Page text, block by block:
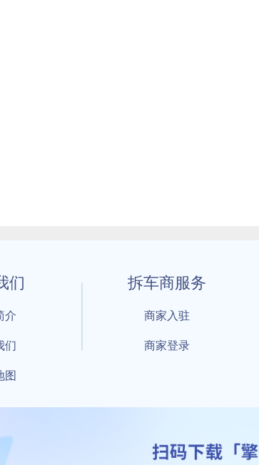
们
介
们
图
拆车商服务
商家入驻
商家登录
买卖拆车件，擎天拆车好省快 All Rights Reserved
号-17 公安部备案号： 鲁公网安备